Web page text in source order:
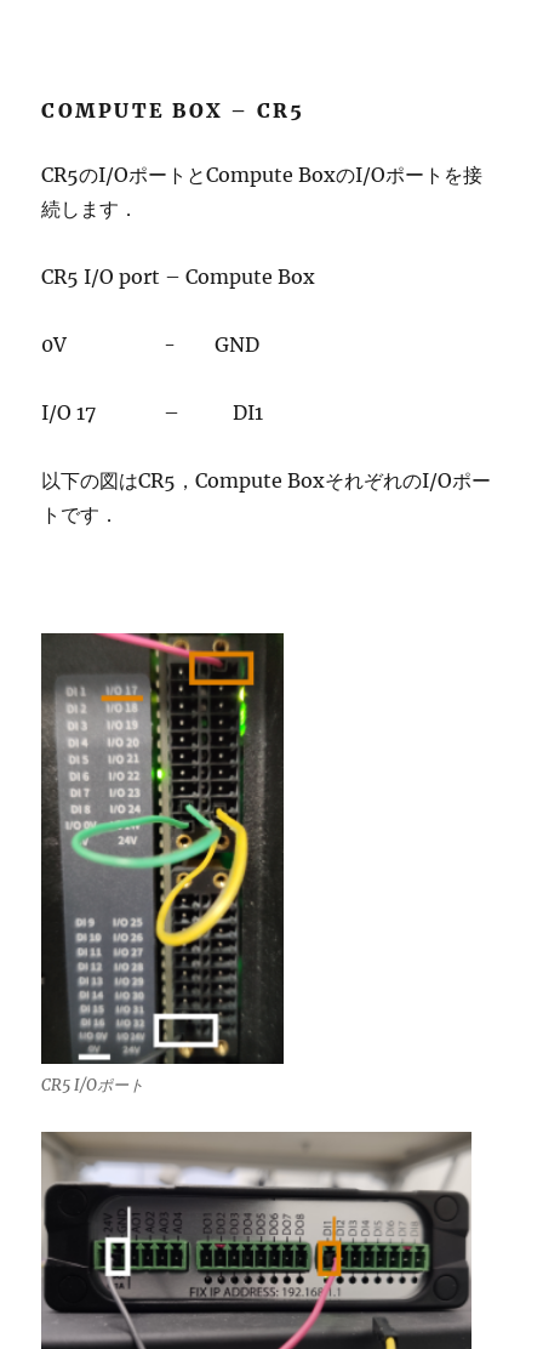
COMPUTE BOX – CR5
CR5のI/OポートとCompute BoxのI/Oポートを接
続します．
CR5 I/O port – Compute Box
0V - GND
I/O 17 – DI1
以下の図はCR5，Compute BoxそれぞれのI/Oポー
トです．
CR5 I/Oポート